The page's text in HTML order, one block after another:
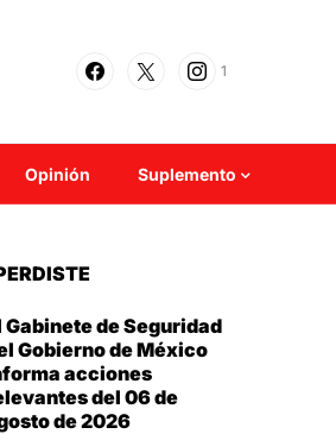
1
Opinión Suplemento
Gabinete de Seguridad
Gobierno de México
acciones
del 06 de
de 2026